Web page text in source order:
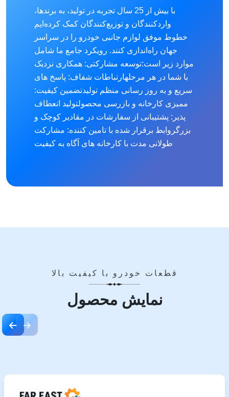
با بیش از 25 سال تجربه در تولید، به برندها،
واردکنندگان و توزیع‌کنندگان کمک کرده‌ایم
خطوط موفق لوازم جانبی خودرو را در سراسر
جهان راه‌اندازی کنند. رویکرد جامع ما شامل
موارد زیر است:توسعه مشارکتی: همکاری نزدیک
با شما در هر مرحلهارتباطات شفاف: پاسخ های
سریع و به روز رسانی منظم تولیدتضمین کیفیت:
ممیزی کارخانه و بازرسی محصولتولید انعطاف
پذیر: پشتیبانی از سفارشات در مقادیر کوچک و
بزرگروابط برقرار شده با تامین کننده: مشارکت
طولانی مدت با کارخانه های آگاه به کیفیت
قطعات خودرو با کیفیت بالا
نمایش محصول